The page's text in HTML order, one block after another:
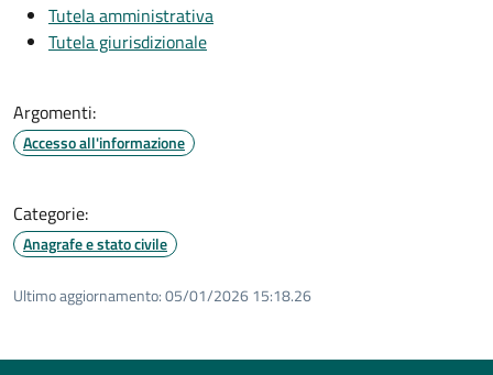
Tutela amministrativa
Tutela giurisdizionale
Argomenti:
Accesso all'informazione
Categorie:
Anagrafe e stato civile
Ultimo aggiornamento:05/01/2026 15:18.26